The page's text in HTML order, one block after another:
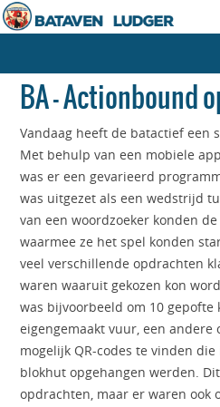
Naar
de
springen
BA – Actionbound
Vandaag heeft de batactief een
Met behulp van een mobiele
was er een gevarieerd
was uitgezet als een wedstrijd
van een woordzoeker konden
waarmee ze het spel konden
veel verschillende opdrachten
waren waaruit gekozen kon
was bijvoorbeeld om 10 gepofte
eigengemaakt vuur, een andere
mogelijk QR-codes te vinden
blokhut opgehangen werden.
opdrachten, maar er waren ook